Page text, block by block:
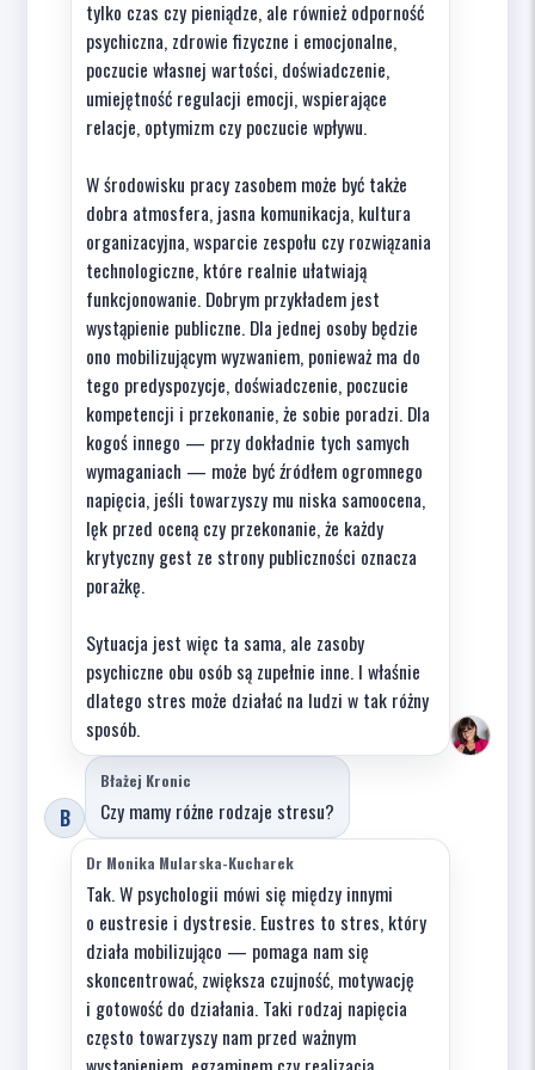
tylko czas czy pieniądze, ale również odporność
psychiczna, zdrowie fizyczne i emocjonalne,
poczucie własnej wartości, doświadczenie,
umiejętność regulacji emocji, wspierające
relacje, optymizm czy poczucie wpływu.
W środowisku pracy zasobem może być także
dobra atmosfera, jasna komunikacja, kultura
organizacyjna, wsparcie zespołu czy rozwiązania
technologiczne, które realnie ułatwiają
funkcjonowanie. Dobrym przykładem jest
wystąpienie publiczne. Dla jednej osoby będzie
ono mobilizującym wyzwaniem, ponieważ ma do
tego predyspozycje, doświadczenie, poczucie
kompetencji i przekonanie, że sobie poradzi. Dla
kogoś innego — przy dokładnie tych samych
wymaganiach — może być źródłem ogromnego
napięcia, jeśli towarzyszy mu niska samoocena,
lęk przed oceną czy przekonanie, że każdy
krytyczny gest ze strony publiczności oznacza
porażkę.
Sytuacja jest więc ta sama, ale zasoby
psychiczne obu osób są zupełnie inne. I właśnie
dlatego stres może działać na ludzi w tak różny
sposób.
B
Błażej Kronic
Czy mamy różne rodzaje stresu?
Dr Monika Mularska-Kucharek
Tak. W psychologii mówi się między innymi
o eustresie i dystresie. Eustres to stres, który
działa mobilizująco — pomaga nam się
skoncentrować, zwiększa czujność, motywację
i gotowość do działania. Taki rodzaj napięcia
często towarzyszy nam przed ważnym